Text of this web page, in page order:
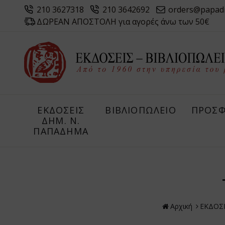
210 3627318 210 3642692
ΔΩΡΕΑΝ ΑΠΟΣΤΟΛΗ για αγορές άνω των 50€
ΕΚΔΟΣΕΙΣ
ΔHM. Ν.
ΠΑΠΑΔΗΜΑ
ΒΙΒΛΙΟΠΩΛΕΙΟ
Αρχική